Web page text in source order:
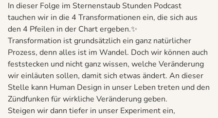
In dieser Folge im Sternenstaub Stunden Podcast
tauchen wir in die 4 Transformationen ein, die sich aus
den 4 Pfeilen in der Chart ergeben.✨
Transformation ist grundsätzlich ein ganz natürlicher
Prozess, denn alles ist im Wandel. Doch wir können auch
feststecken und nicht ganz wissen, welche Veränderung
wir einläuten sollen, damit sich etwas ändert. An dieser
Stelle kann Human Design in unser Leben treten und den
Zündfunken für wirkliche Veränderung geben.
Steigen wir dann tiefer in unser Experiment ein,